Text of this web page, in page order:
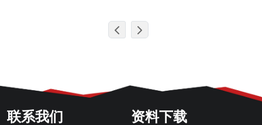
联系我们 资料下载